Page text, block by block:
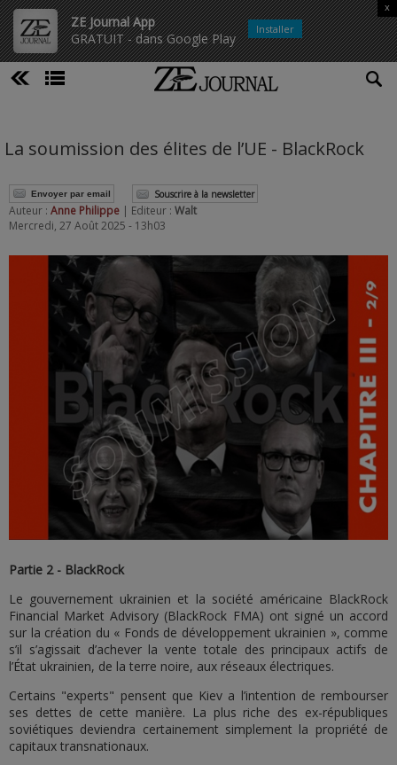
ZE Journal App
GRATUIT - dans Google Play
x
Installer
La soumission des élites de l’UE - BlackRock
Envoyer par email Souscrire à la newsletter
Auteur : Anne Philippe | Editeur : Walt
Mercredi, 27 Août 2025 - 13h03
Partie 2 - BlackRock
Le gouvernement ukrainien et la société américaine BlackRock
Financial Market Advisory (BlackRock FMA) ont signé un accord
sur la création du « Fonds de développement ukrainien », comme
s’il s’agissait d’achever la vente totale des principaux actifs de
l’État ukrainien, de la terre noire, aux réseaux électriques.
Certains "experts" pensent que Kiev a l’intention de rembourser
ses dettes de cette manière. La plus riche des ex-républiques
soviétiques deviendra certainement simplement la propriété de
capitaux transnationaux.